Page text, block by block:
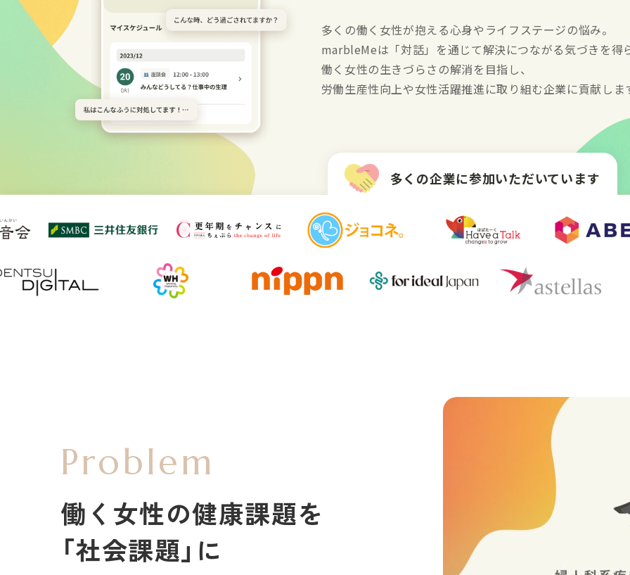
多くの働く女性が抱える心身やライフステージの悩み。
marbleMeは「対話」を通じて解決につながる気づきを得
働く女性の生きづらさの解消を目指し、
労働生産性向上や女性活躍推進に取り組む企業に貢献しま
Problem
働く女性の健康課題を
「社会課題」に